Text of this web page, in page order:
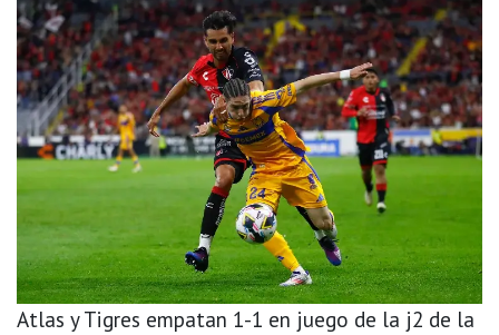
Atlas y Tigres empatan 1-1 en juego de la j2 de la